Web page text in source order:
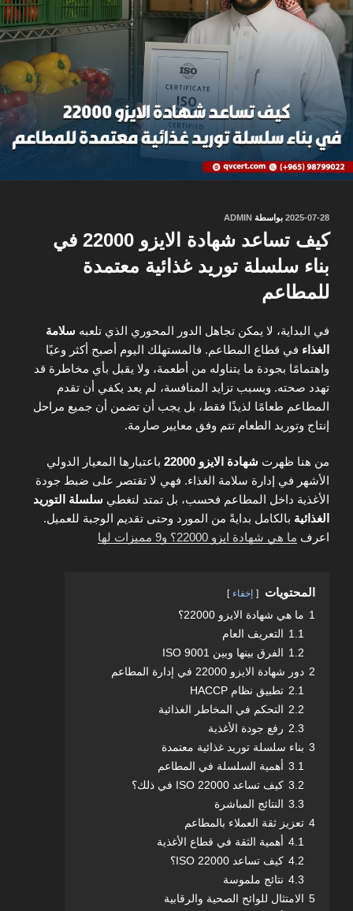
نُشر
في
2025-07-28 بواسطة ADMIN
كيف تساعد شهادة الايزو 22000 في
بناء سلسلة توريد غذائية معتمدة
للمطاعم
في البداية، لا يمكن تجاهل الدور المحوري الذي تلعبه سلامة
الغذاء في قطاع المطاعم. فالمستهلك اليوم أصبح أكثر وعيًا
واهتمامًا بجودة ما يتناوله من أطعمة، ولا يقبل بأي مخاطرة قد
تهدد صحته. وبسبب تزايد المنافسة، لم يعد يكفي أن تقدم
المطاعم طعامًا لذيذًا فقط، بل يجب أن تضمن أن جميع مراحل
إنتاج وتوريد الطعام تتم وفق معايير صارمة.
من هنا ظهرت شهادة الايزو 22000
باعتبارها المعيار الدولي
الأشهر في إدارة سلامة الغذاء. فهي لا تقتصر على ضبط جودة
الأغذية داخل المطاعم فحسب، بل تمتد لتغطي سلسلة التوريد
الغذائية بالكامل بدايةً من المورد وحتى تقديم الوجبة للعميل.
اعرف ما هي شهادة ايزو 22000؟ و9 مميزات لها
المحتويات إخفاء
1 ما هي شهادة الايزو 22000؟
1.1
التعريف العام
1.2
الفرق بينها وبين ISO 9001
2 دور شهادة الايزو 22000 في إدارة المطاعم
2.1 تطبيق نظام HACCP
2.2
التحكم في المخاطر الغذائية
2.3 رفع جودة الأغذية
3 بناء سلسلة توريد غذائية معتمدة
3.1
أهمية السلسلة في المطاعم
3.2 كيف تساعد ISO 22000 في ذلك؟
3.3
النتائج المباشرة
4 تعزيز ثقة العملاء بالمطاعم
4.1
أهمية الثقة في قطاع الأغذية
4.2 كيف تساعد ISO 22000؟
4.3 نتائج ملموسة
5
الامتثال للوائح الصحية والرقابية